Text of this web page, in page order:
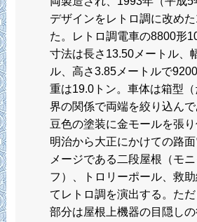
デザインをレトロ調に改め
た。レトロ調電車の8800形
寸法は長さ13.50メートル、
ル、高さ3.85メートルで
重は19.0トン。車体は箱型
界の関係で両端を絞り込ん
豆色の塗装に金モールを張
明治から大正にかけての路
メージである二段屋根（モ
フ）、トロリーポール、救
てレトロ調を演出する。た
部分は屋根上機器の目隠し